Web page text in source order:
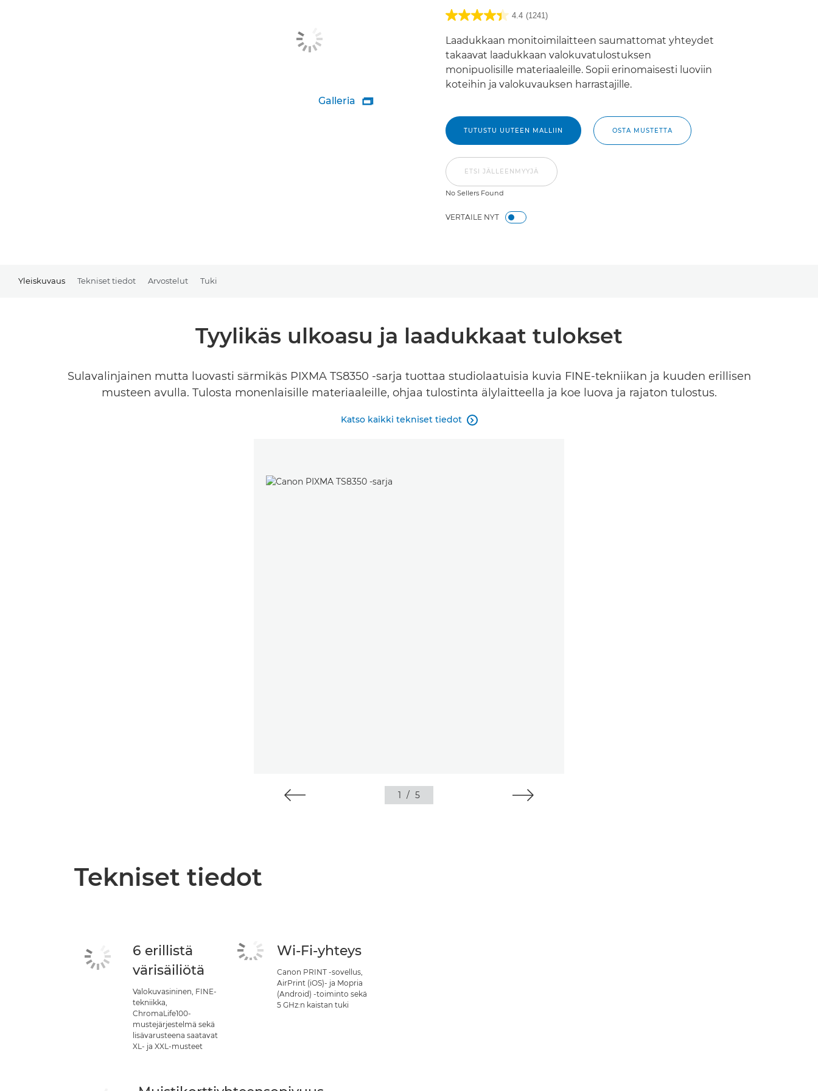
Galleria 
4.4 (1241)
Laadukkaan monitoimilaitteen saumattomat yhteydet
takaavat laadukkaan valokuvatulostuksen
monipuolisille materiaaleille. Sopii erinomaisesti luoviin
koteihin ja valokuvauksen harrastajille.
TUTUSTU UUTEEN MALLIIN OSTA MUSTETTA
ETSI JÄLLEENMYYJÄ
No Sellers Found
VERTAILE NYT
Yleiskuvaus Tekniset tiedot Arvostelut Tuki
Tyylikäs ulkoasu ja laadukkaat tulokset
Sulavalinjainen mutta luovasti särmikäs PIXMA TS8350 -sarja tuottaa studiolaatuisia kuvia FINE-tekniikan ja kuuden erillisen
musteen avulla. Tulosta monenlaisille materiaaleille, ohjaa tulostinta älylaitteella ja koe luova ja rajaton tulostus.
Katso kaikki tekniset tiedot 
1 / 5
Tekniset tiedot
6 erillistä
värisäiliötä
Valokuvasininen, FINE-
tekniikka,
ChromaLife100-
mustejärjestelmä sekä
lisävarusteena saatavat
XL- ja XXL-musteet
Wi-Fi-yhteys
Canon PRINT -sovellus,
AirPrint (iOS)- ja Mopria
(Android) -toiminto sekä
5 GHz:n kaistan tuki